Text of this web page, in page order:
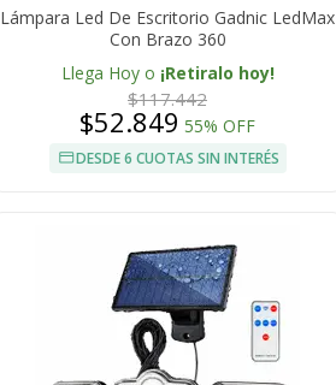
Lámpara Led De Escritorio Gadnic LedMax
Con Brazo 360
Llega Hoy o ¡Retiralo hoy!
$117.442
$52.849 55% OFF
DESDE 6 CUOTAS SIN INTERÉS